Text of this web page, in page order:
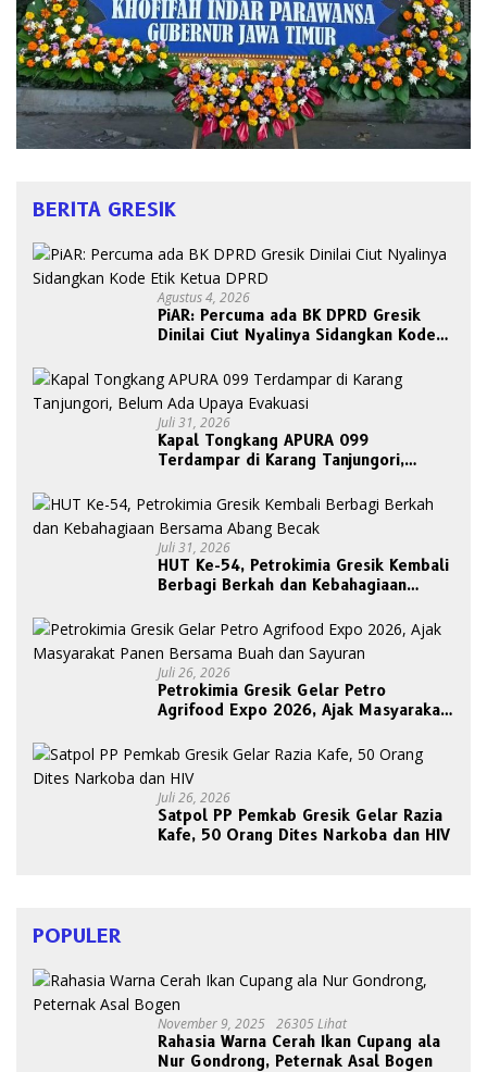
BERITA GRESIK
Agustus 4, 2026
PiAR: Percuma ada BK DPRD Gresik
Dinilai Ciut Nyalinya Sidangkan Kode
Juli 31, 2026
Kapal Tongkang APURA 099
Terdampar di Karang Tanjungori,
Juli 31, 2026
HUT Ke-54, Petrokimia Gresik Kembali
Berbagi Berkah dan Kebahagiaan
Juli 26, 2026
Petrokimia Gresik Gelar Petro
Agrifood Expo 2026, Ajak Masyarakat
Juli 26, 2026
Satpol PP Pemkab Gresik Gelar Razia
Kafe, 50 Orang Dites Narkoba dan HIV
POPULER
November 9, 2025 26305 Lihat
Rahasia Warna Cerah Ikan Cupang ala
Nur Gondrong, Peternak Asal Bogen